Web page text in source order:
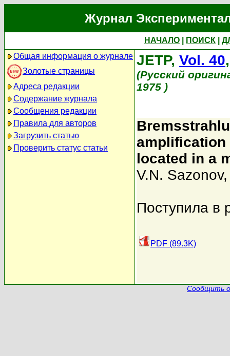
Журнал
НАЧАЛО ПОИСК
Общая информация о журнале
Золотые страницы
Адреса редакции
Содержание журнала
Сообщения редакции
Правила для авторов
Загрузить статью
Проверить статус статьи
JETP, Vol. 40
(Русский
1975 )
amplification
located in a
V.N. Sazonov
Поступила в
PDF (89.3K)
Сообщить о